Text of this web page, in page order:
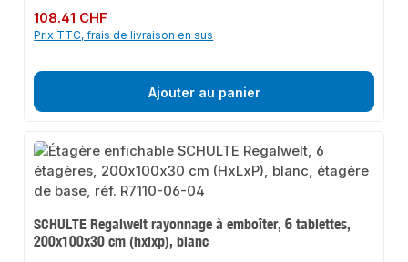
Prix régulier :
108.41 CHF
Prix TTC, frais de livraison en sus
Ajouter au panier
SCHULTE Regalwelt rayonnage à emboîter, 6 tablettes,
200x100x30 cm (hxlxp), blanc